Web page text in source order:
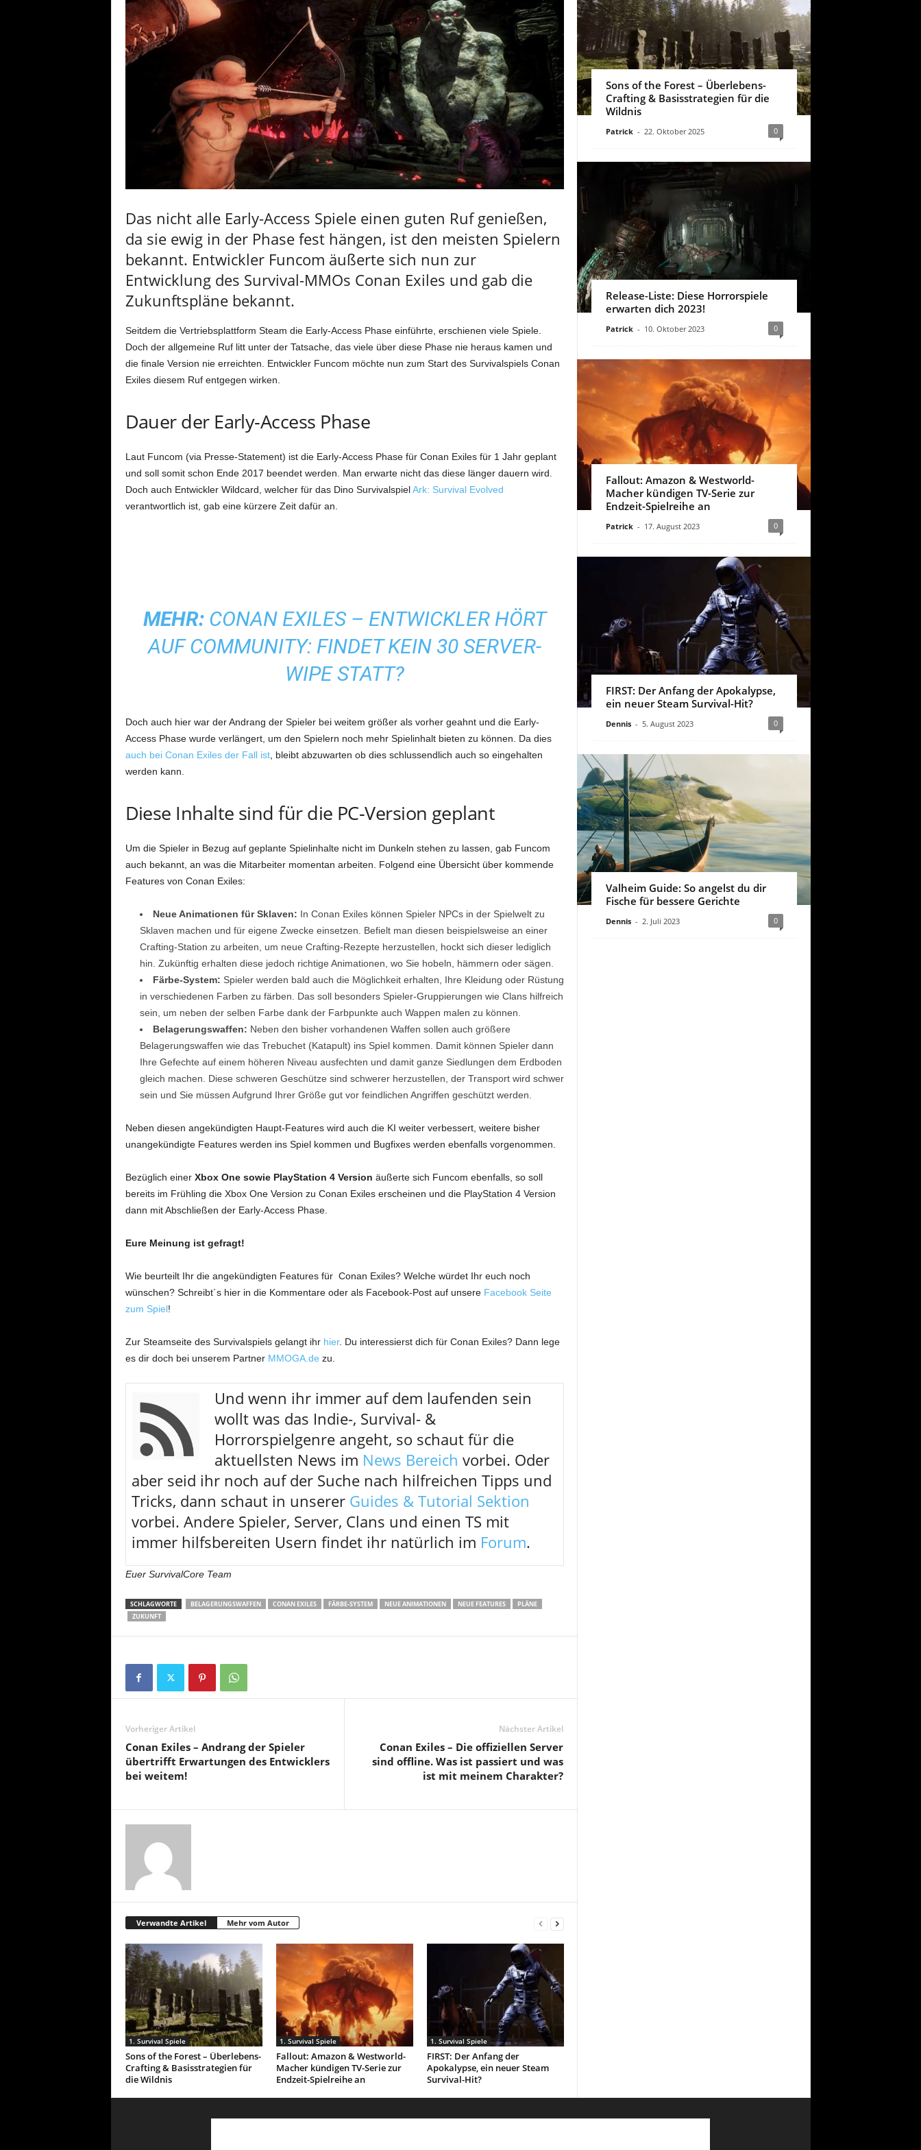
Das nicht alle Early-Access Spiele einen guten Ruf genießen,
da sie ewig in der Phase fest hängen, ist den meisten Spielern
bekannt. Entwickler Funcom äußerte sich nun zur
Entwicklung des Survival-MMOs Conan Exiles und gab die
Zukunftspläne bekannt.
Seitdem die Vertriebsplattform Steam die Early-Access Phase einführte, erschienen viele Spiele.
Doch der allgemeine Ruf litt unter der Tatsache, das viele über diese Phase nie heraus kamen und
die finale Version nie erreichten. Entwickler Funcom möchte nun zum Start des Survivalspiels Conan
Exiles diesem Ruf entgegen wirken.
Dauer der Early-Access Phase
Laut Funcom (via Presse-Statement) ist die Early-Access Phase für Conan Exiles für 1 Jahr geplant
und soll somit schon Ende 2017 beendet werden. Man erwarte nicht das diese länger dauern wird.
Doch auch Entwickler Wildcard, welcher für das Dino SurvivalspielArk: Survival Evolved
verantwortlich ist, gab eine kürzere Zeit dafür an.
MEHR: CONAN EXILES – ENTWICKLER HÖRT
AUF COMMUNITY: FINDET KEIN 30 SERVER-
WIPE STATT?
Doch auch hier war der Andrang der Spieler bei weitem größer als vorher geahnt und die Early-
Access Phase wurde verlängert, um den Spielern noch mehr Spielinhalt bieten zu können. Da dies
auch bei Conan Exiles der Fall ist, bleibt abzuwarten ob dies schlussendlich auch so eingehalten
werden kann.
Diese Inhalte sind für die PC-Version geplant
Um die Spieler in Bezug auf geplante Spielinhalte nicht im Dunkeln stehen zu lassen, gab Funcom
auch bekannt, an was die Mitarbeiter momentan arbeiten. Folgend eine Übersicht über kommende
Features von Conan Exiles:
Neue Animationen für Sklaven: In Conan Exiles können Spieler NPCs in der Spielwelt zu
Sklaven machen und für eigene Zwecke einsetzen. Befielt man diesen beispielsweise an einer
Crafting-Station zu arbeiten, um neue Crafting-Rezepte herzustellen, hockt sich dieser lediglich
hin. Zukünftig erhalten diese jedoch richtige Animationen, wo Sie hobeln, hämmern oder sägen.
Färbe-System: Spieler werden bald auch die Möglichkeit erhalten, Ihre Kleidung oder Rüstung
in verschiedenen Farben zu färben. Das soll besonders Spieler-Gruppierungen wie Clans hilfreich
sein, um neben der selben Farbe dank der Farbpunkte auch Wappen malen zu können.
Belagerungswaffen: Neben den bisher vorhandenen Waffen sollen auch größere
Belagerungswaffen wie das Trebuchet (Katapult) ins Spiel kommen. Damit können Spieler dann
Ihre Gefechte auf einem höheren Niveau ausfechten und damit ganze Siedlungen dem Erdboden
gleich machen. Diese schweren Geschütze sind schwerer herzustellen, der Transport wird schwer
sein und Sie müssen Aufgrund Ihrer Größe gut vor feindlichen Angriffen geschützt werden.
Neben diesen angekündigten Haupt-Features wird auch die KI weiter verbessert, weitere bisher
unangekündigte Features werden ins Spiel kommen und Bugfixes werden ebenfalls vorgenommen.
Bezüglich einer Xbox One sowie PlayStation 4 Version äußerte sich Funcom ebenfalls, so soll
bereits im Frühling die Xbox One Version zu Conan Exiles erscheinen und die PlayStation 4 Version
dann mit Abschließen der Early-Access Phase.
Eure Meinung ist gefragt!
Wie beurteilt Ihr die angekündigten Features für Conan Exiles? Welche würdet Ihr euch noch
wünschen? Schreibt´s hier in die Kommentare oder als Facebook-Post auf unsere Facebook Seite
zum Spiel!
Zur Steamseite des Survivalspiels gelangt ihr hier. Du interessierst dich für Conan Exiles? Dann lege
es dir doch bei unserem Partner MMOGA.de zu.
Und wenn ihr immer auf dem laufenden sein
wollt was das Indie-, Survival- &
Horrorspielgenre angeht, so schaut für die
aktuellsten News im News Bereich vorbei. Oder
aber seid ihr noch auf der Suche nach hilfreichen Tipps und
Tricks, dann schaut in unserer Guides & Tutorial Sektion
vorbei. Andere Spieler, Server, Clans und einen TS mit
immer hilfsbereiten Usern findet ihr natürlich im Forum.
Euer SurvivalCore Team
SCHLAGWORTE BELAGERUNGSWAFFEN CONAN EXILES FÄRBE-SYSTEM NEUE ANIMATIONEN NEUE FEATURES
PLÄNE
ZUKUNFT
Vorheriger Artikel
Conan Exiles – Andrang der Spieler
übertrifft Erwartungen des Entwicklers
bei weitem!
Nächster Artikel
Conan Exiles – Die offiziellen Server
sind offline. Was ist passiert und was
ist mit meinem Charakter?
Verwandte Artikel Mehr vom Autor
1. Survival Spiele
Sons of the Forest – Überlebens-
Crafting & Basisstrategien für
die Wildnis
1. Survival Spiele
Fallout: Amazon & Westworld-
Macher kündigen TV-Serie zur
Endzeit-Spielreihe an
1. Survival Spiele
FIRST: Der Anfang der
Apokalypse, ein neuer Steam
Survival-Hit?
Sons of the Forest – Überlebens-
Crafting & Basisstrategien für die
Wildnis
Patrick - 22. Oktober 2025 0
Release-Liste: Diese Horrorspiele
erwarten dich 2023!
Patrick - 10. Oktober 2023 0
Fallout: Amazon & Westworld-
Macher kündigen TV-Serie zur
Endzeit-Spielreihe an
Patrick - 17. August 2023 0
FIRST: Der Anfang der Apokalypse,
ein neuer Steam Survival-Hit?
Dennis - 5. August 2023 0
Valheim Guide: So angelst du dir
Fische für bessere Gerichte
Dennis - 2. Juli 2023 0